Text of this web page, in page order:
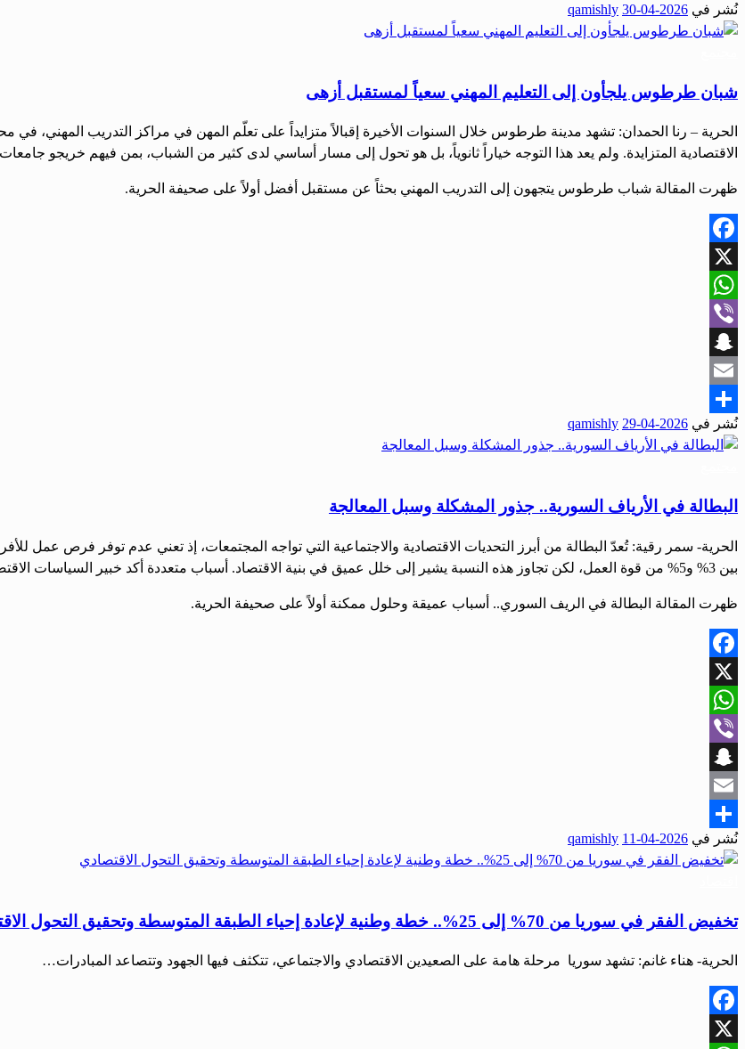
Share
نُشر في 2026-04-30
qamishly
شبان طرطوس يلجأون إلى التعليم المهني سعياً لمستقبل أزهى
الحرية – رنا الحمدان: تشهد مدينة طرطوس خلال السنوات الأخيرة إقبالاً متزايداً على تعلّم المهن في مراكز التدريب المهني،
الاقتصادية المتزايدة. ولم يعد هذا التوجه خياراً ثانوياً، بل هو تحول إلى مسار أساسي لدى كثير من الشباب، بمن فيهم خريجو
ظهرت المقالة شباب طرطوس يتجهون إلى التدريب المهني بحثاً عن مستقبل أفضل أولاً على صحيفة الحرية.
Facebook
X
WhatsApp
Viber
Snapchat
Email
Share
نُشر في 2026-04-29
qamishly
البطالة في الأرياف السورية.. جذور المشكلة وسبل المعالجة
الحرية- سمر رقية: تُعدّ البطالة من أبرز التحديات الاقتصادية والاجتماعية التي تواجه المجتمعات، إذ تعني عدم توفر فرص عمل
بين 3% و5% من قوة العمل، لكن تجاوز هذه النسبة يشير إلى خلل عميق في بنية الاقتصاد. أسباب متعددة أكد خبير السياسات الاقتصادية وأستاذ العلاقات […]
ظهرت المقالة البطالة في الريف السوري.. أسباب عميقة وحلول ممكنة أولاً على صحيفة الحرية.
Facebook
X
WhatsApp
Viber
Snapchat
Email
Share
نُشر في 2026-04-11
qamishly
تخفيض الفقر في سوريا من 70% إلى 25%.. خطة وطنية لإعادة إحياء الطبقة المتوسطة وتحقيق التحول الاقتصادي
الحرية- هناء غانم: تشهد سوريا مرحلة هامة على الصعيدين الاقتصادي والاجتماعي، تتكثف فيها الجهود وتتصاعد المبادرات…
Facebook